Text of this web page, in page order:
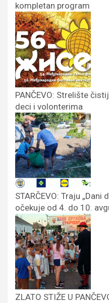
kompletan program
PANČEVO: Strelište
deci i volonterima
STARČEVO: Traju „Dani
očekuje od 4. do 10.
ZLATO STIŽE U